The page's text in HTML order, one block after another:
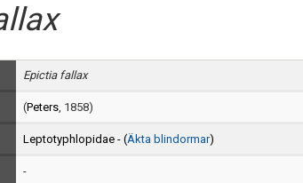
Epictia fallax
(Peters, 1858)
Leptotyphlopidae - (Äkta blindormar)
-
Privacy Policy